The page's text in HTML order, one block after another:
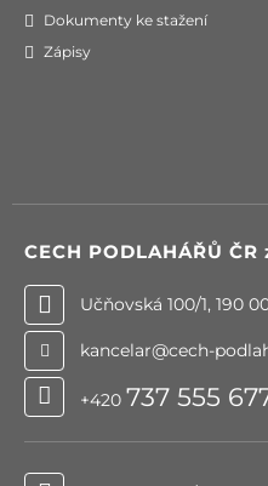
Dokumenty ke stažení
Zápisy
CECH PODLAHÁŘŮ ČR
Učňovská 100/1, 190
kancelar@cech-
+420 737 555